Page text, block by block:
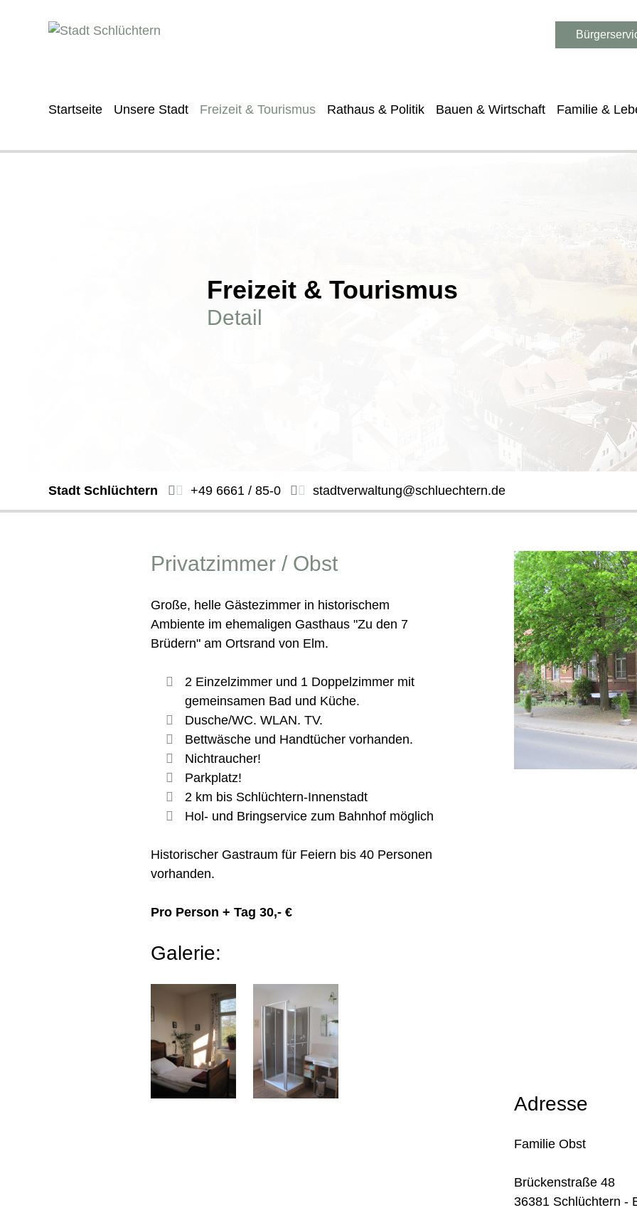
Startseite Unsere Stadt Freizeit & Tourismus Rathaus & Politik Bauen & Wirtschaft Familie &
Freizeit & Tourismus
Detail
Stadt Schlüchtern +49 6661 / 85-0 stadtverwaltung@schluechtern.de
Privatzimmer / Obst
Große, helle Gästezimmer in historischem
Ambiente im ehemaligen Gasthaus "Zu den 7
Brüdern" am Ortsrand von Elm.
2 Einzelzimmer und 1 Doppelzimmer mit
gemeinsamen Bad und Küche.
Dusche/WC. WLAN. TV.
Bettwäsche und Handtücher vorhanden.
Nichtraucher!
Parkplatz!
2 km bis Schlüchtern-Innenstadt
Hol- und Bringservice zum Bahnhof möglich
Historischer Gastraum für Feiern bis 40 Personen
vorhanden.
Pro Person + Tag 30,- €
Galerie:
Adresse
Familie Obst
Brückenstraße 48
36381 Schlüchtern -